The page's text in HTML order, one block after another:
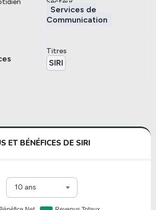
Secteur
Services de
Communication
Titres
SIRI
ET BÉNÉFICES DE SIRI
10 ans